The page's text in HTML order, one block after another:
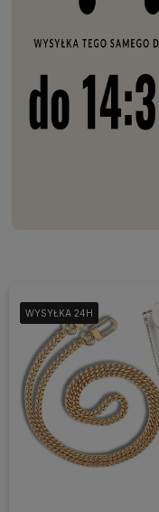
WYSYŁKA 24H
WYSYŁKA 24H
WYSYŁKA 24H
WYSYŁKA 24H